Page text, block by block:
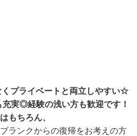
プライベートと両立しやすい☆
実◎経験の浅い方も歓迎です！
もちろん、
ランクからの復帰をお考えの方